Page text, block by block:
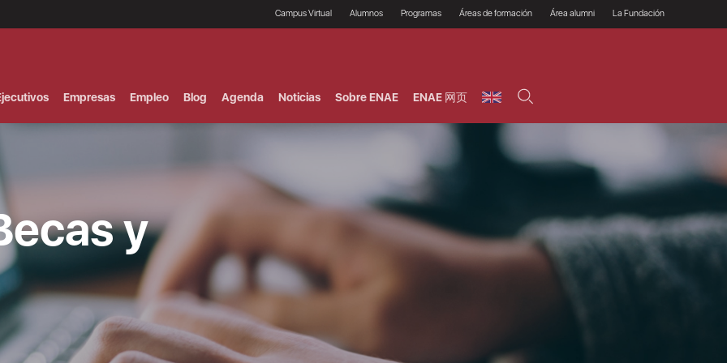
Campus Virtual Alumnos
Prácticas en empresas
Financiación estudios
Imagin LaCaixa
Préstamo Imagina
estudios Caja Rural
Programas
Programas Ejecutivos
Áreas de formación
Riesgos
Comercial / Marketing/
Finanzas
Operaciones
Área alumni La Fundación
Empresas Empleo Blog Agenda Noticias Sobre ENAE ENAE 网页
y